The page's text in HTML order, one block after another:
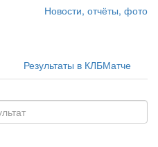
Новости, отчёты, фото
Результаты в КЛБМатче